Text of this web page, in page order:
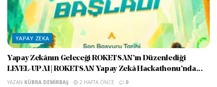
YAPAY ZEKA
Yapay Zekânın Geleceği ROKETSAN’ın Düzenlediği
LEVEL-UP AI | ROKETSAN Yapay Zekâ Hackathonu’nda...
YAZAN KÜBRA DEMIRBAŞ 2 HAFTA ÖNCE 0